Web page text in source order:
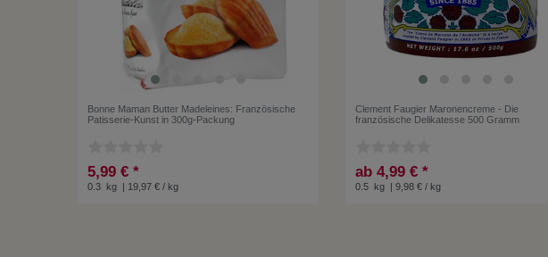
Bonne Maman Butter Madeleines: Französische
Patisserie-Kunst in 300g-Packung
5,99 € *
0.3 kg | 19,97 € / kg
Clement Faugier Maronencreme - Die
französische Delikatesse 500 Gramm
ab 4,99 € *
0.5 kg | 9,98 € / kg